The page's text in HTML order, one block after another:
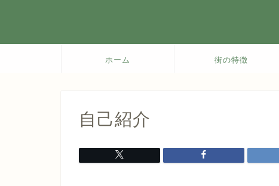
ホーム 街の特徴
自己紹介